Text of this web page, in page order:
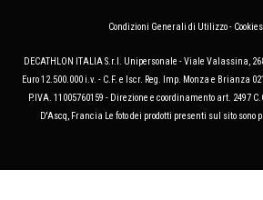
Condizioni Generali di Utilizzo- Cookies
DECATHLON ITALIA S.r.l. Unipersonale - Viale Valassina,
Euro 12.500.000 i.v. - C.F. e Iscr. Reg. Imp. Monza e Brianza
P.IVA. 11005760159 - Direzione e coordinamento art. 2497
D'Ascq, Francia Le foto dei prodotti presenti sul sito